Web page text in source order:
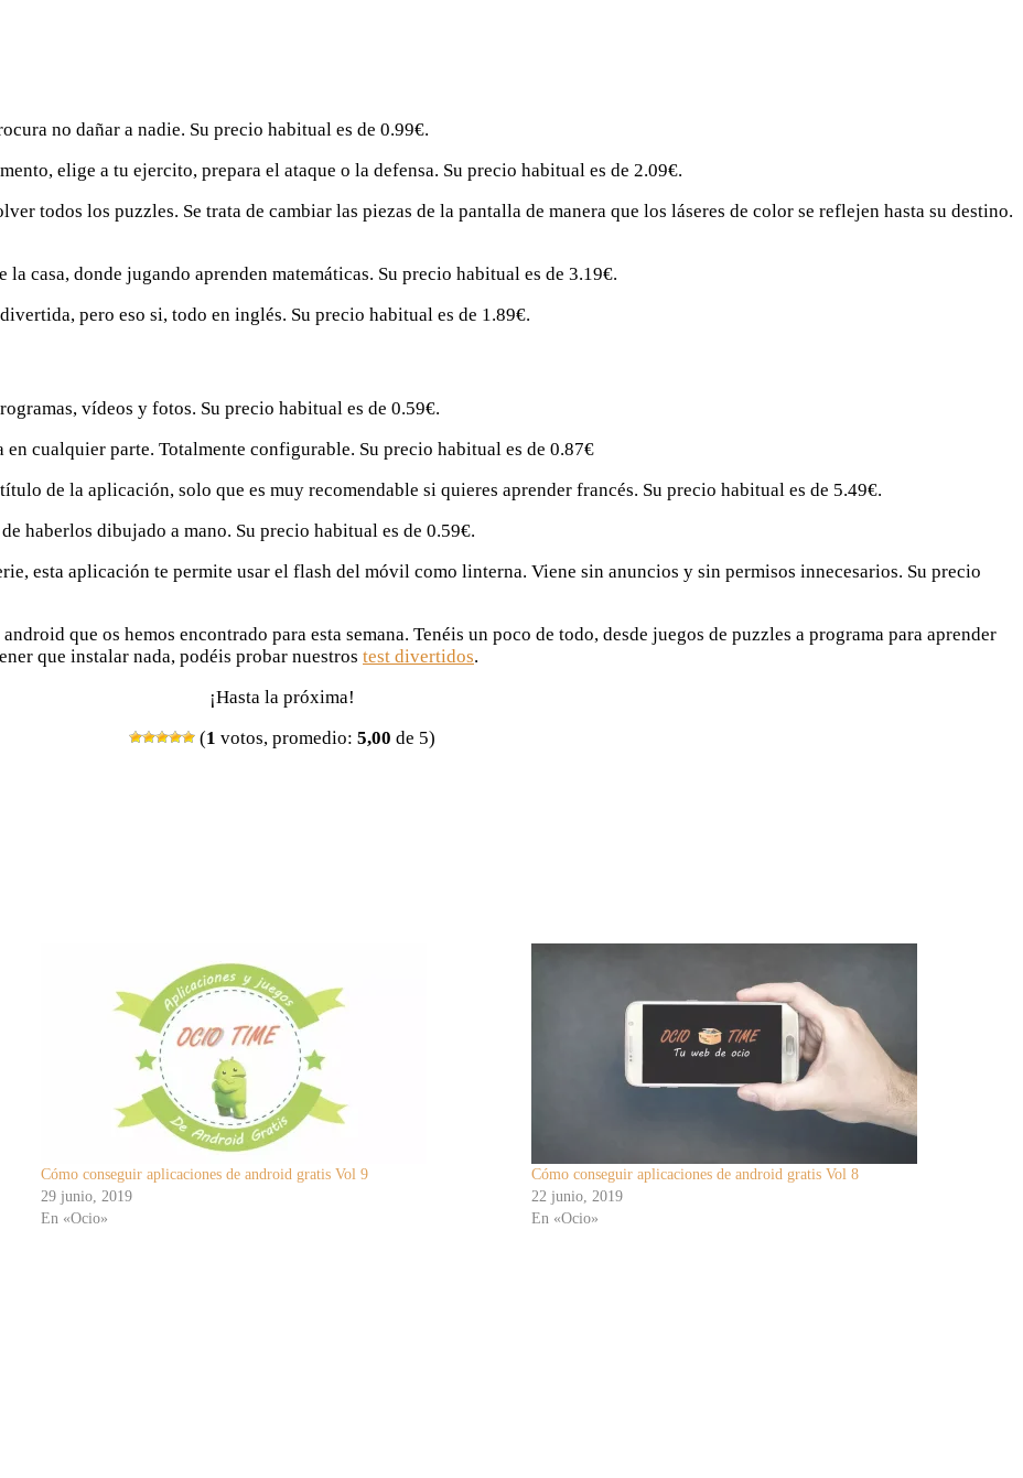
no dañar a nadie. Su precio habitual es de 0.99€.
elige a tu ejercito, prepara el ataque o la defensa. Su precio habitual es de 2.09€.
todos los puzzles. Se trata de cambiar las piezas de la pantalla de manera que los láseres de color se reflejen hasta su destino.
la casa, donde jugando aprenden matemáticas. Su precio habitual es de 3.19€.
pero eso si, todo en inglés. Su precio habitual es de 1.89€.
vídeos y fotos. Su precio habitual es de 0.59€.
cualquier parte. Totalmente configurable. Su precio habitual es de 0.87€
de la aplicación, solo que es muy recomendable si quieres aprender francés. Su precio habitual es de 5.49€.
haberlos dibujado a mano. Su precio habitual es de 0.59€.
esta aplicación te permite usar el flash del móvil como linterna. Viene sin anuncios y sin permisos innecesarios. Su precio
que os hemos encontrado para esta semana. Tenéis un poco de todo, desde juegos de puzzles a programa para aprender
que instalar nada, podéis probar nuestros test divertidos.
¡Hasta la próxima!
(1 votos, promedio: 5,00 de 5)
Cómo conseguir aplicaciones de android gratis Vol 9
29 junio, 2019
En «Ocio»
Cómo conseguir aplicaciones de android gratis Vol 8
22 junio, 2019
En «Ocio»